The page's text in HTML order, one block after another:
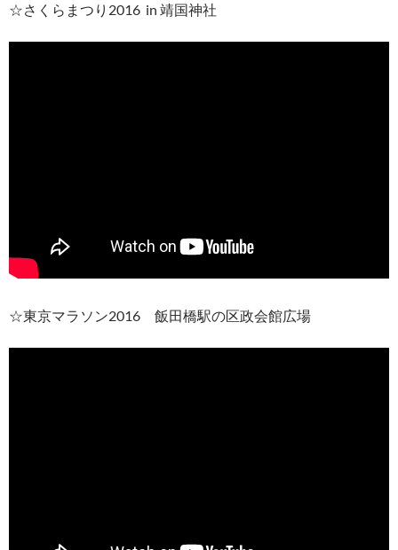
☆さくらまつり2016 in 靖国神社
☆東京マラソン2016 飯田橋駅の区政会館広場